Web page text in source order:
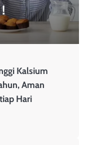
Kalsium
Aman
Hari